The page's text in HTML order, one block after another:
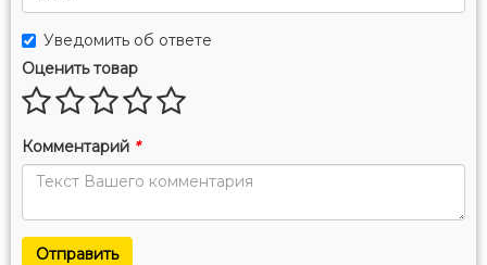
Уведомить об ответе
Оценить товар
Комментарий *
Отправить